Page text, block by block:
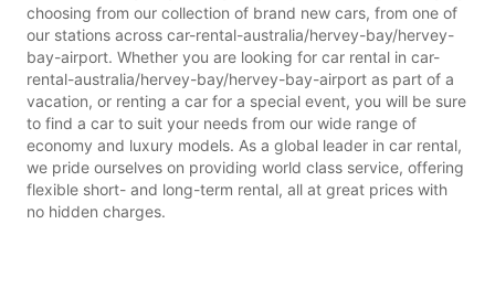
choosing from our collection of brand new cars, from one of
our stations across car-rental-australia/hervey-bay/hervey-
bay-airport. Whether you are looking for car rental in car-
rental-australia/hervey-bay/hervey-bay-airport as part of a
vacation, or renting a car for a special event, you will be sure
to find a car to suit your needs from our wide range of
economy and luxury models. As a global leader in car rental,
we pride ourselves on providing world class service, offering
flexible short- and long-term rental, all at great prices with
no hidden charges.